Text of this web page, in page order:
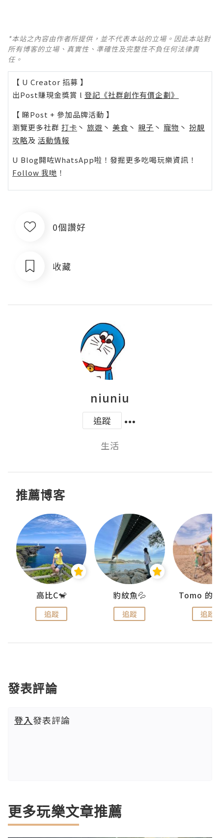
*本站之內容由作者所提供，並不代表本站的立場。因此本站對
所有博客的立場、真實性、準確性及完整性不負任何法律責
任。
【 U Creator 招募 】
出Post賺現金獎賞 l 登記《社群創作有價企劃》
【 睇Post + 參加品牌活動 】
瀏覽更多社群 打卡 丶 旅遊 丶 美食 丶 親子 丶 寵物 丶 扮靚
攻略及 活動情報
U Blog開咗WhatsApp啦！發掘更多吃喝玩樂資訊！
Follow 我哋 ！
0個讚好
收藏
niuniu
追蹤
生活
推薦博客
高比C🐒
追蹤
豹紋魚💦
追蹤 追蹤
發表評論
登入發表評論
更多玩樂文章推薦